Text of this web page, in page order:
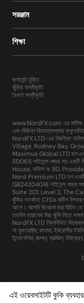
এই ওয়েবসাইটটি কুকি
সরঞ্জাম
শিক্ষা
ক্লায়েন্ট চুক্তি
ঝুঁকির অস্বীকৃতি
বৈধতা অস্বীকৃতি
www.NordFX.com এর মালিক
এবং বিভিন্ন বিচারব্যবস্থায়
NordFX LTD-এর নিবন্ধিত
Village, Rodney Bay, Gros-
Maximus Global LTD হল একটি
SD065 লাইসেন্স নম্বর সহ একটি
House, অফিস নং 8D,
Nord Premium LTD হল একটি
GB24204016 লাইসেন্স নম্বর সহ
Suite 201, Level 2, The
ঝুঁকির সতর্কতা: CFDs জটিল উপকরণ
আসে। আপনি বিবেচনা করা উচিত
তহবিল হারানোর উচ্চ ঝুঁকি নিতে
NordFX LTD নিম্নলিখিত
না: যুক্তরাষ্ট্র, কানাডা, ইউরোপীয়
ইন্দোনেশিয়া, জাপান, ব্রাজিল,